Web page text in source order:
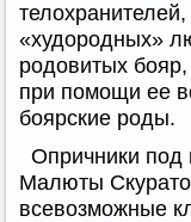
«худородных»
родовитых
при помощи ее
боярские роды.
Опричники под
Малюты
всевозможные